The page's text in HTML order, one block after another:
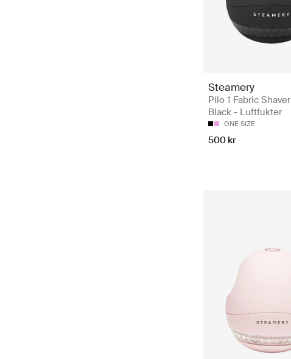
Steamery
Pilo 1 Fabric Shaver
Black - Luftfukter
ONE SIZE
500 kr